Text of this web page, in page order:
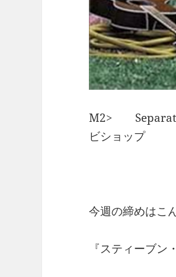
M2> Separate
ビショップ
今週の締めはこ
『スティーブン